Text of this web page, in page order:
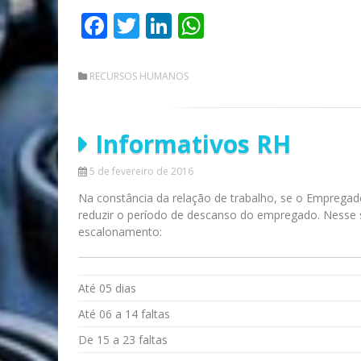
Facebook
TwitterLinkedIn
RECURSOS HUMANOS
Informativos RH
5 de fevereiro de 2016
Na constância da relação de trabalho, se o
reduzir o período de descanso do empregado.
escalonamento:
Até 05 dias
Até 06 a 14 faltas
De 15 a 23 faltas